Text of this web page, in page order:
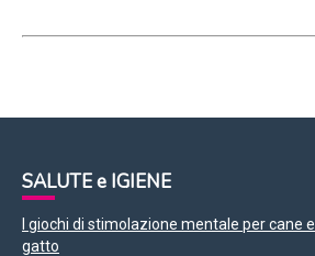
SALUTE e IGIENE
I giochi di stimolazione mentale per cane e
gatto